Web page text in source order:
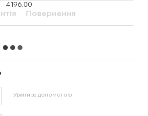
4196.00
Повернення
Увійти за допомогою